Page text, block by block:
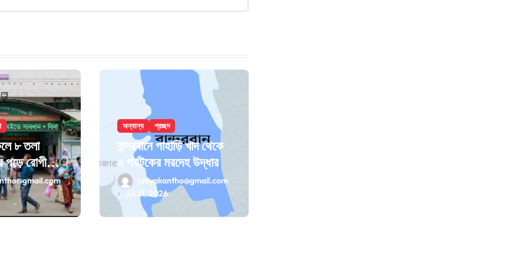
৮ তলা
পড়ে রোগীর
অন্যান্য প্রচ্ছদ
বান্দরবানে পাহাড়ি খাদ থেকে
২ পর্যটকের মরদেহ উদ্ধার
jatiyakantho@gmail.com
Jul 31, 2026